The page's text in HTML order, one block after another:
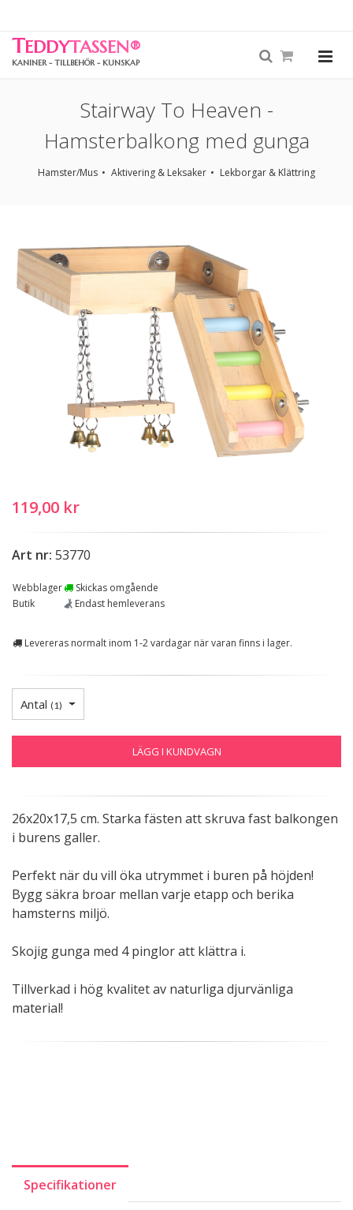
TEDDYTASSEN®
KANINER - TILLBEHÖR - KUNSKAP
Stairway To Heaven -
Hamsterbalkong med gunga
Hamster/Mus Aktivering & Leksaker Lekborgar & Klättring
119,00 kr
Art nr: 53770
Webblager
Skickas omgående
Butik
Endast hemleverans
Levereras normalt inom 1-2 vardagar när varan finns i lager.
Antal (1)
LÄGG I KUNDVAGN
26x20x17,5 cm. Starka fästen att skruva fast balkongen
i burens galler.
Perfekt när du vill öka utrymmet i buren på höjden!
Bygg säkra broar mellan varje etapp och berika
hamsterns miljö.
Skojig gunga med 4 pinglor att klättra i.
Tillverkad i hög kvalitet av naturliga djurvänliga
material!
Specifikationer